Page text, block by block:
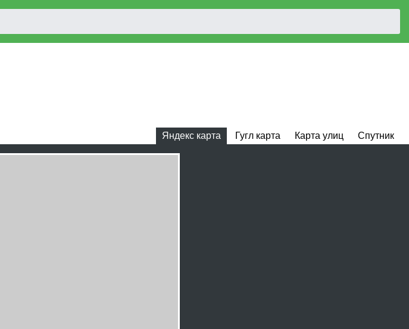
Яндекс карта Гугл карта Карта улиц Спутник